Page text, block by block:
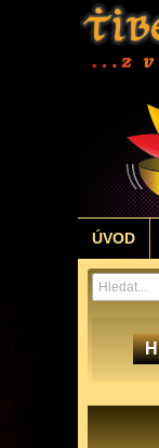
ÚVOD